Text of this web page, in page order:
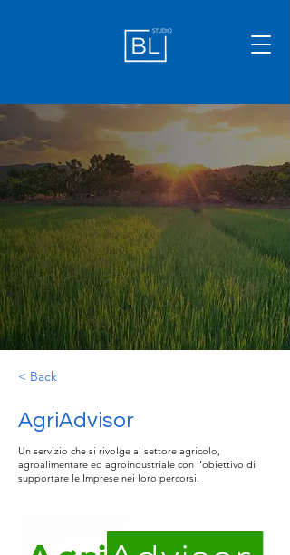
< Back
AgriAdvisor
Un servizio che si rivolge al settore agricolo,
agroalimentare ed agroindustriale con l’obiettivo di
supportare le Imprese nei loro percorsi.